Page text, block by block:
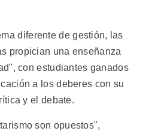
diferente de gestión, las
propician una enseñanza
con estudiantes ganados
a los deberes con su
y el debate.
son opuestos",